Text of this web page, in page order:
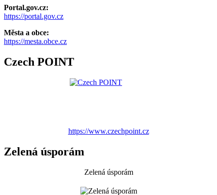
Portal.gov.cz:
https://portal.gov.cz
Města a obce:
https://mesta.obce.cz
Czech POINT
https://www.czechpoint.cz
Zelená úsporám
Zelená úsporám